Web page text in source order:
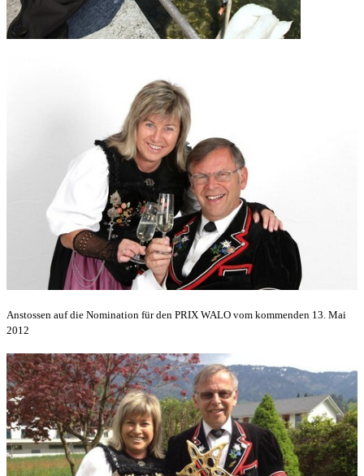
Anstossen auf die Nomination für den PRIX WALO vom kommenden 13. Mai
2012